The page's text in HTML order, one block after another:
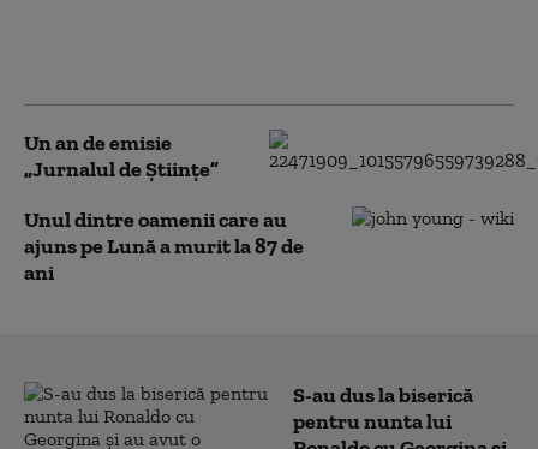
Un an de emisie
„Jurnalul de Ştiinţe”
Unul dintre oamenii care au
ajuns pe Lună a murit la 87 de
ani
S-au dus la biserică
pentru nunta lui